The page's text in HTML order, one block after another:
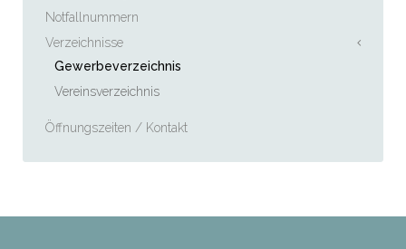
Notfallnummern
Verzeichnisse
Gewerbeverzeichnis
Vereinsverzeichnis
Öffnungszeiten / Kontakt